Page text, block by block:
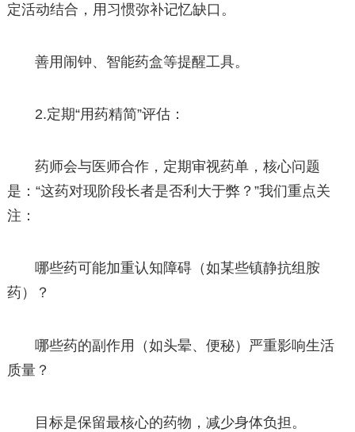
定活动结合，用习惯弥补记忆缺口。
善用闹钟、智能药盒等提醒工具。
2.定期“用药精简”评估：
药师会与医师合作，定期审视药单，核心问题
是：“这药对现阶段长者是否利大于弊？”我们重点关
注：
哪些药可能加重认知障碍（如某些镇静抗组胺
药）？
哪些药的副作用（如头晕、便秘）严重影响生活
质量？
目标是保留最核心的药物，减少身体负担。